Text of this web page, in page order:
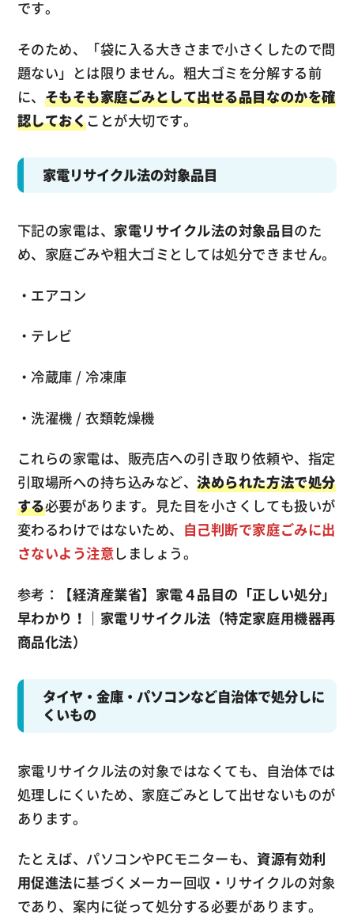
です。
そのため、「袋に入る大きさまで小さくしたので問
題ない」とは限りません。粗大ゴミを分解する前
に、 そもそも家庭ごみとして出せる品目なのかを確
認しておくことが大切です。
家電リサイクル法の対象品目
下記の家電は、 家電リサイクル法の対象品目のた
め、家庭ごみや粗大ゴミとしては処分できません。
・エアコン
・テレビ
・冷蔵庫 / 冷凍庫
・洗濯機 / 衣類乾燥機
これらの家電は、販売店への引き取り依頼や、指定
引取場所への持ち込みなど、決められた方法で処分
する必要があります。見た目を小さくしても扱いが
変わるわけではないため、 自己判断で家庭ごみに出
さないよう注意しましょう。
参考：
【経済産業省】家電４品目の「正しい処分」
早わかり！｜家電リサイクル法（特定家庭用機器再
商品化法）
タイヤ・金庫・パソコンなど自治体で処分しに
くいもの
家電リサイクル法の対象ではなくても、自治体では
処理しにくいため、家庭ごみとして出せないものが
あります。
たとえば、パソコンやPCモニターも、 資源有効利
用促進法に基づくメーカー回収・リサイクルの対象
であり、案内に従って処分する必要があります。